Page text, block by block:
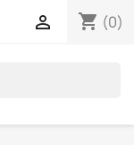
shopping_cart (0)
